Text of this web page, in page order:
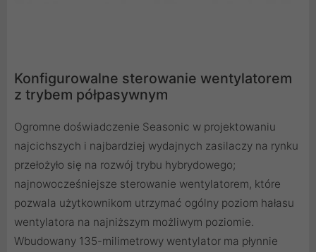
Konfigurowalne sterowanie wentylatorem
z trybem półpasywnym
Ogromne doświadczenie Seasonic w projektowaniu
najcichszych i najbardziej wydajnych zasilaczy na rynku
przełożyło się na rozwój trybu hybrydowego;
najnowocześniejsze sterowanie wentylatorem, które
pozwala użytkownikom utrzymać ogólny poziom hałasu
wentylatora na najniższym możliwym poziomie.
Wbudowany 135-milimetrowy wentylator ma płynnie